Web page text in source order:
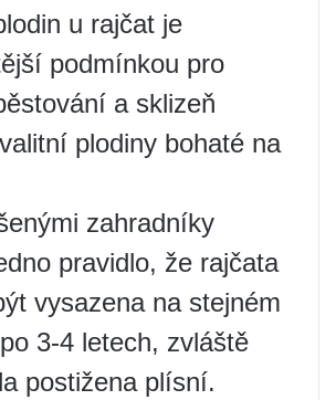
u rajčat je
podmínkou pro
a sklizeň
plodiny bohaté na
zahradníky
pravidlo, že rajčata
vysazena na stejném
3-4 letech, zvláště
postižena plísní.